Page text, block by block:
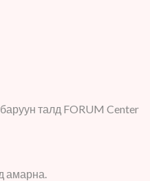
талд FORUM Center
амарна.